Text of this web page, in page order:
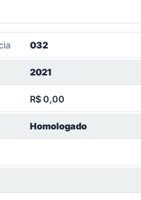
032
2021
R$ 0,00
Homologado